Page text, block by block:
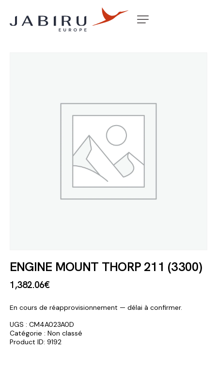
Accueil Non classé
ENGINE MOUNT THORP 211 (3300)
1,382.06€
En cours de réapprovisionnement — délai à confirmer.
UGS : CM4A023A0D
Catégorie : Non classé
Product ID: 9192